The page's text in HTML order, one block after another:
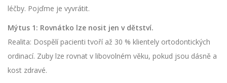
léčby. Pojďme je vyvrátit.
Mýtus 1: Rovnátko lze nosit jen v dětství.
Realita: Dospělí pacienti tvoří až 30 % klientely ortodontických
ordinací. Zuby lze rovnat v libovolném věku, pokud jsou dásně a
kost zdravé.